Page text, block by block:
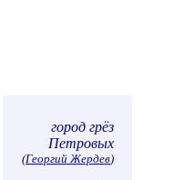
город грёз
Петровых
(Георгий Жердев)